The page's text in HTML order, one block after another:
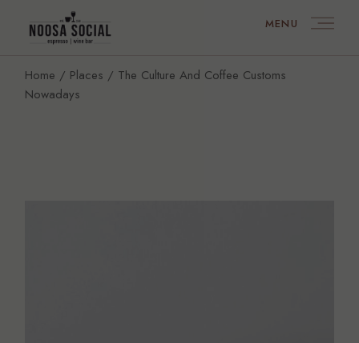
MENU
Home Places
The Culture And Coffee Customs
Nowadays